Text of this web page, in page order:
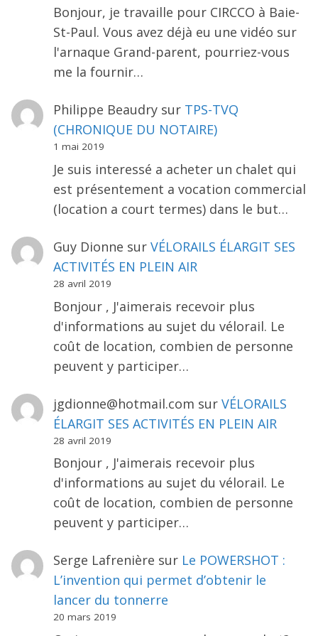
Bonjour, je travaille pour CIRCCO à Baie-
St-Paul. Vous avez déjà eu une vidéo sur
l'arnaque Grand-parent, pourriez-vous
me la fournir…
Philippe Beaudrysur TPS-TVQ
(CHRONIQUE DU NOTAIRE)
1 mai 2019
Je suis interessé a acheter un chalet qui
est présentement a vocation commercial
(location a court termes) dans le but…
Guy Dionne sur VÉLORAILS ÉLARGIT SES
ACTIVITÉS EN PLEIN AIR
28 avril 2019
Bonjour , J'aimerais recevoir plus
d'informations au sujet du vélorail. Le
coût de location, combien de personne
peuvent y participer…
jgdionne@hotmail.com sur VÉLORAILS
ÉLARGIT SES ACTIVITÉS EN PLEIN AIR
28 avril 2019
Bonjour , J'aimerais recevoir plus
d'informations au sujet du vélorail. Le
coût de location, combien de personne
peuvent y participer…
Serge Lafrenière sur Le POWERSHOT :
L’invention qui permet d’obtenir le
lancer du tonnerre
20 mars 2019